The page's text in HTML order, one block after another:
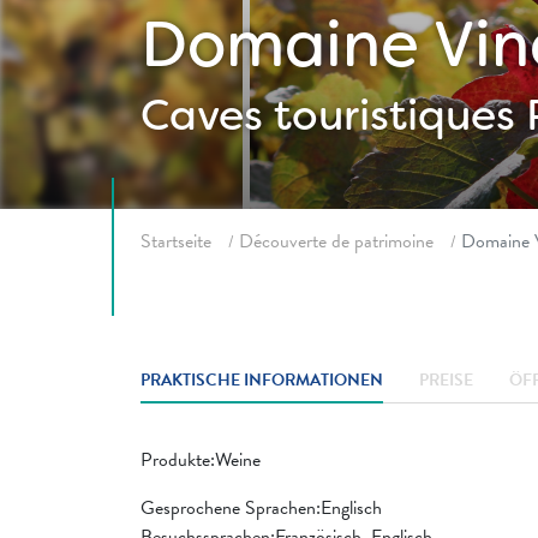
Domaine
Caves touristiques
Startseite Découverte de patrimoine Domaine
PRAKTISCHE INFORMATIONEN PREISE
Produkte:Weine
Gesprochene Sprachen:Englisch